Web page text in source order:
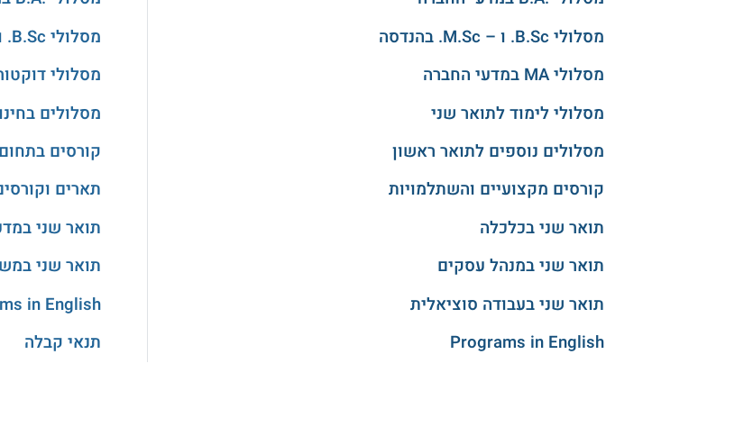
מסלולי B.Sc. ו – M.Sc. בהנדסה
מסלולי MA במדעי החברה
מסלולי לימוד לתואר שני
מסלולים נוספים לתואר ראשון
קורסים מקצועיים והשתלמויות
תואר שני בכלכלה
תואר שני במנהל עסקים
תואר שני בעבודה סוציאלית
Programs in English
מסלולי B.Sc. ו – M.Sc. במדעים
מסלולי
מסלולים
קורסים
תארים
תואר שני
תואר שני
in English
תנאי קבלה